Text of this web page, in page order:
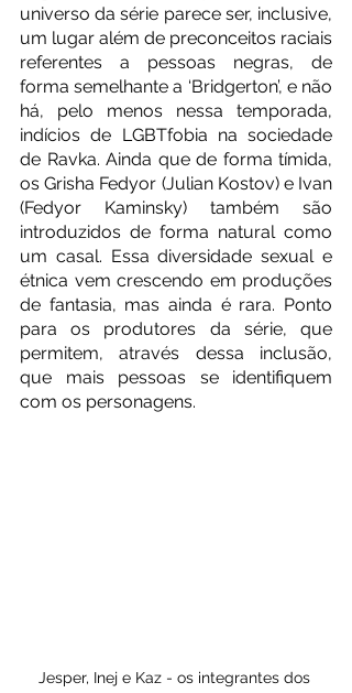
universo da série parece ser, inclusive,
um lugar além de preconceitos raciais
referentes a pessoas negras, de
forma semelhante a ‘Bridgerton’, e não
há, pelo menos nessa temporada,
indícios de LGBTfobia na sociedade
de Ravka. Ainda que de forma tímida,
os Grisha Fedyor (Julian Kostov) e Ivan
(Fedyor Kaminsky) também são
introduzidos de forma natural como
um casal. Essa diversidade sexual e
étnica vem crescendo em produções
de fantasia, mas ainda é rara. Ponto
para os produtores da série, que
permitem, através dessa inclusão,
que mais pessoas se identifiquem
com os personagens.
Jesper, Inej e Kaz - os integrantes dos